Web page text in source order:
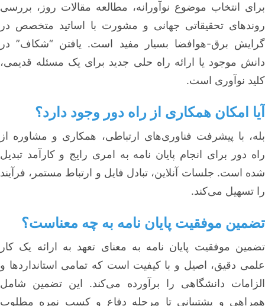
برای انتخاب موضوع نوآورانه، مطالعه مقالات روز، بررسی
روندهای تحقیقاتی جهانی و مشورت با اساتید متخصص در
گرایش برق-هوافضا بسیار مفید است. یافتن “شکاف” در
دانش موجود یا ارائه راه حلی جدید برای یک مسئله قدیمی،
کلید نوآوری است.
آیا امکان همکاری از راه دور وجود دارد؟
بله، با پیشرفت فناوری‌های ارتباطی، همکاری و مشاوره از
راه دور برای انجام پایان نامه به امری رایج و کارآمد تبدیل
شده است. جلسات آنلاین، تبادل فایل و ارتباط مستمر، فرآیند
را تسهیل می‌کند.
تضمین موفقیت پایان نامه به چه معناست؟
تضمین موفقیت پایان نامه به معنای تعهد به ارائه یک کار
علمی دقیق، اصیل و با کیفیت است که تمامی استانداردها و
الزامات دانشگاهی را برآورده می‌کند. این تضمین شامل
همراهی و پشتیبانی تا مرحله دفاع و کسب نمره مطلوب